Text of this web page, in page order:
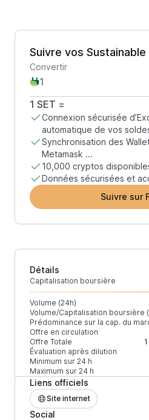
Suivre vos Sustainable
Convertir
1 SET =
Connexion sécurisée
automatique de vos
Synchronisation des
Metamask ...
10,000 cryptos
Données sécurisées et
Suivre sur
Détails
Capitalisation boursière
Volume (24h)
Volume/Capitalisation boursière
Prédominance sur la cap. du
Offre en circulation
Offre Totale
Évaluation après dilution
Minimum sur 24 h
Maximum sur 24 h
Liens officiels
Site internet
Social